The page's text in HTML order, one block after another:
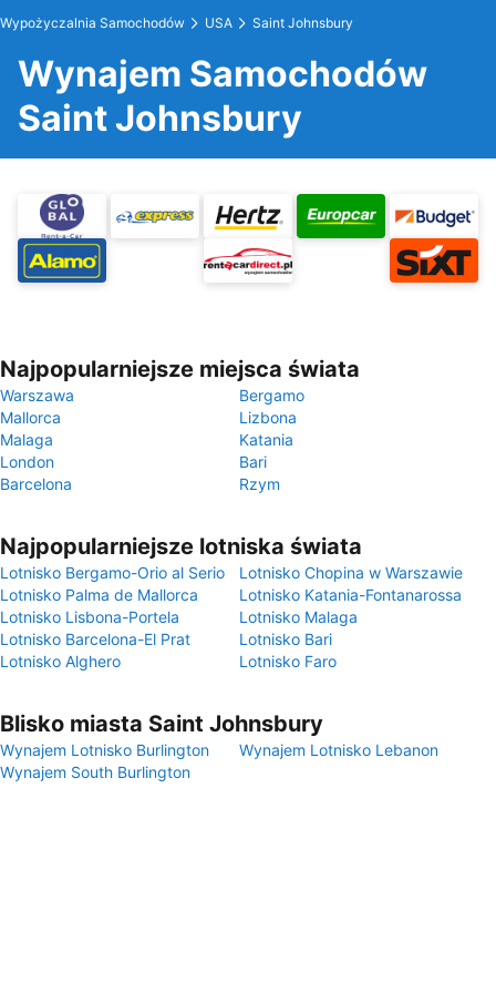
Wypożyczalnia Samochodów USA Saint Johnsbury
Wynajem Samochodów
Saint Johnsbury
Najpopularniejsze miejsca świata
Warszawa
Bergamo
Mallorca
Lizbona
Malaga
Katania
London
Bari
Barcelona
Rzym
Najpopularniejsze lotniska świata
Lotnisko Bergamo-Orio al Serio
Lotnisko Chopina w Warszawie
Lotnisko Palma de Mallorca
Lotnisko Katania-Fontanarossa
Lotnisko Lisbona-Portela
Lotnisko Malaga
Lotnisko Barcelona-El Prat
Lotnisko Bari
Lotnisko Alghero
Lotnisko Faro
Blisko miasta Saint Johnsbury
Wynajem Lotnisko Burlington
Wynajem Lotnisko Lebanon
Wynajem South Burlington